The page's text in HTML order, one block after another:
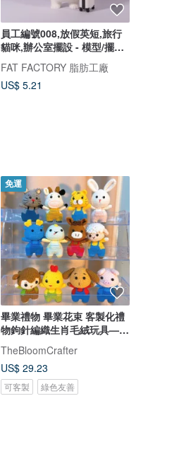
員工編號008,放假英短,旅行
貓咪,辦公室擺設 - 模型/擺
設/3D列印
FAT FACTORY 脂肪工廠
US$ 5.21
免運
畢業禮物 畢業花束 客製化禮
物鉤針編織生肖毛絨玩具——
定制手工
TheBloomCrafter
US$ 29.23
可客製 綠色友善